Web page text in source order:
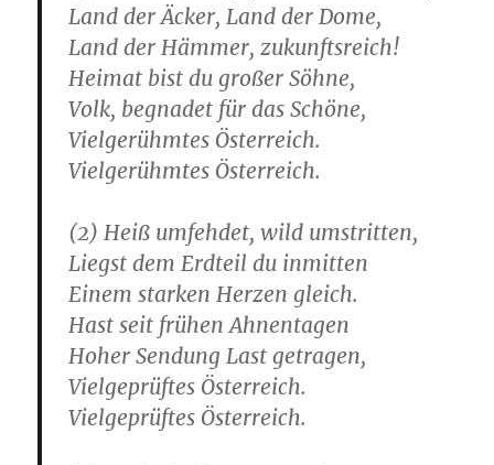
Land der Äcker, Land der Dome,
Land der Hämmer, zukunftsreich!
Heimat bist du großer Söhne,
Volk, begnadet für das Schöne,
Vielgerühmtes Österreich.
Vielgerühmtes Österreich.
(2) Heiß umfehdet, wild umstritten,
Liegst dem Erdteil du inmitten
Einem starken Herzen gleich.
Hast seit frühen Ahnentagen
Hoher Sendung Last getragen,
Vielgeprüftes Österreich.
Vielgeprüftes Österreich.